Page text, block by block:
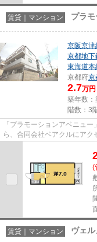
賃貸｜マンション プラ
京阪京津
京都地下
東海道本
京都府京
2.7万円
築年数：
階数：3
「プラモーションアベニュ
ら、合同会社ベアクルにア
(
賃貸｜マンション ヴェ